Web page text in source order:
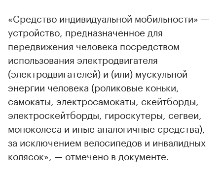
«Средство индивидуальной мобильности» —
устройство, предназначенное для
передвижения человека посредством
использования электродвигателя
(электродвигателей) и (или) мускульной
энергии человека (роликовые коньки,
самокаты, электросамокаты, скейтборды,
электроскейтборды, гироскутеры, сегвеи,
моноколеса и иные аналогичные средства),
за исключением велосипедов и инвалидных
колясок», — отмечено в документе.